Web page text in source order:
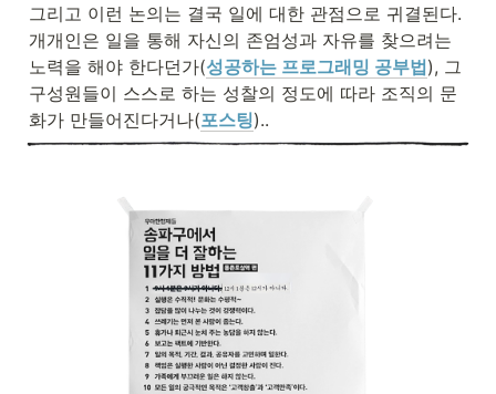
그리고 이런 논의는 결국 일에 대한 관점으로 귀결된다.
개개인은 일을 통해 자신의 존엄성과 자유를 찾으려는
노력을 해야 한다던가(성공하는 프로그래밍 공부법), 그
구성원들이 스스로 하는 성찰의 정도에 따라 조직의 문
화가 만들어진다거나(포스팅)..